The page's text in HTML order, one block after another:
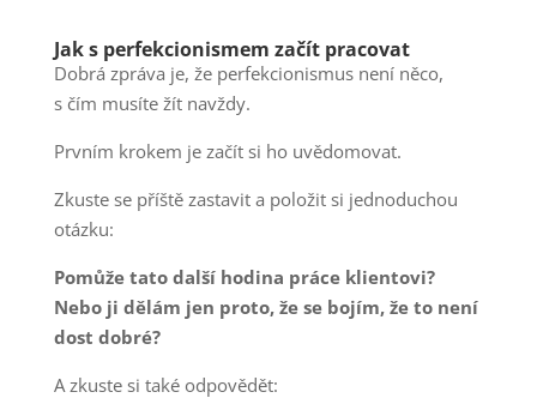
Jak s perfekcionismem začít pracovat
Dobrá zpráva je, že perfekcionismus není něco,
s čím musíte žít navždy.
Prvním krokem je začít si ho uvědomovat.
Zkuste se příště zastavit a položit si jednoduchou
otázku:
Pomůže tato další hodina práce klientovi?
Nebo ji dělám jen proto, že se bojím, že to není
dost dobré?
A zkuste si také odpovědět: